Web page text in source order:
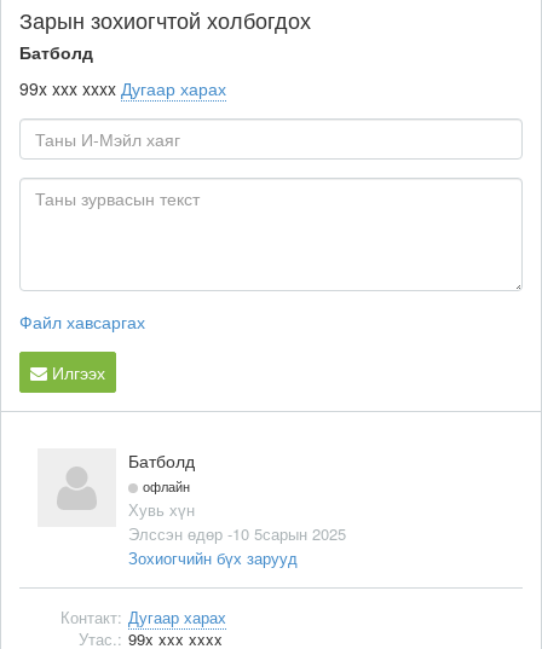
Зарын зохиогчтой холбогдох
Батболд
99x xxx xxxx Дугаар харах
Файл хавсаргах
Илгээх
Батболд
офлайн
Хувь хүн
Элссэн өдөр -10 5сарын 2025
Зохиогчийн бүх зарууд
Контакт: Дугаар харах
Утас.: 99x xxx xxxx